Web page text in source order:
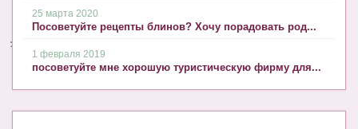
25 марта 2020
Посоветуйте рецепты блинов? Хочу порадовать род...
1 февраля 2019
посоветуйте мне хорошую туристическую фирму для...